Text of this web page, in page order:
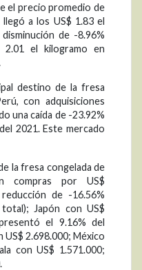
el precio promedio de
a los US$ 1.83 el
de -8.96%
el kilogramo en
destino de la fresa
con adquisiciones
una caída de -23.92%
2021. Este mercado
la fresa congelada de
compras por US$
de -16.56%
Japón con US$
el 9.16% del
2.698.000; México
con US$ 1.571.000;